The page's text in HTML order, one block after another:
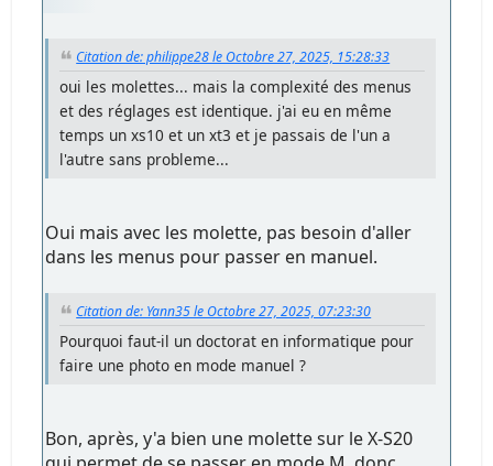
Citation de: philippe28 le Octobre 27, 2025, 15:28:33
oui les molettes... mais la complexité des menus
et des réglages est identique. j'ai eu en même
temps un xs10 et un xt3 et je passais de l'un a
l'autre sans probleme...
Oui mais avec les molette, pas besoin d'aller
dans les menus pour passer en manuel.
Citation de: Yann35 le Octobre 27, 2025, 07:23:30
Pourquoi faut-il un doctorat en informatique pour
faire une photo en mode manuel ?
Bon, après, y'a bien une molette sur le X-S20